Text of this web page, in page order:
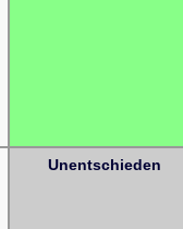
Unentschieden